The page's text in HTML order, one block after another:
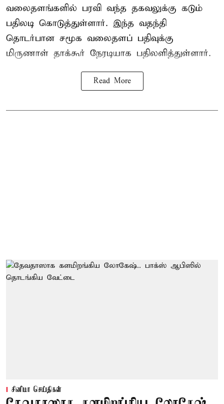
வலைதளங்களில் பரவி வந்த தகவலுக்கு கடும்
பதிலடி கொடுத்துள்ளார். இந்த வதந்தி
தொடர்பான சமூக வலைதளப் பதிவுக்கு
மிருணாள் தாக்கூர் நேரடியாக பதிலளித்துள்ளார்.
Read More
சினிமா செய்திகள்